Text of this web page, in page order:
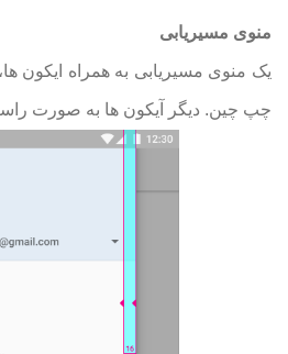
منوی مسیریابی
یک منوی مسیریابی به همراه ایکون
چپ چین. دیگر آیکون ها به صورت